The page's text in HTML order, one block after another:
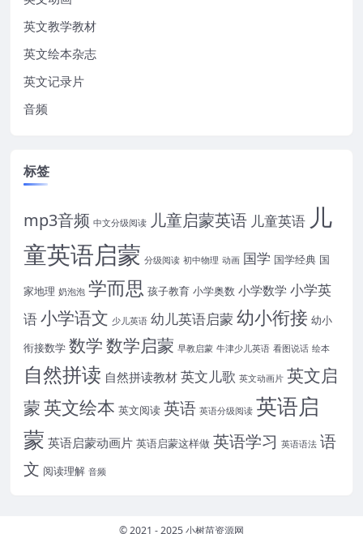
英文教学教材
英文绘本杂志
英文记录片
音频
标签
mp3音频 中文分级阅读 儿童启蒙英语 儿童英语 儿
童英语启蒙 分级阅读 初中物理 动画 国学 国学经典 国
家地理 奶泡泡 学而思 孩子教育 小学奥数 小学数学 小学英
语小学语文 少儿英语 幼儿英语启蒙幼小衔接 幼小
衔接数学 数学数学启蒙 早教启蒙 牛津少儿英语 看图说话 绘本
自然拼读 自然拼读教材英文儿歌 英文动画片 英文启
蒙英文绘本 英文阅读 英语 英语分级阅读 英语启
蒙 英语启蒙动画片 英语启蒙这样做 英语学习 英语语法 语
文 阅读理解 音频
© 2021 - 2025 小树苗资源网